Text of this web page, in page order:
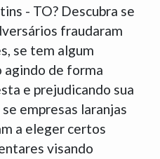
- TO? Descubra se
fraudaram
se tem algum
agindo de forma
e prejudicando sua
empresas laranjas
a eleger certos
visando